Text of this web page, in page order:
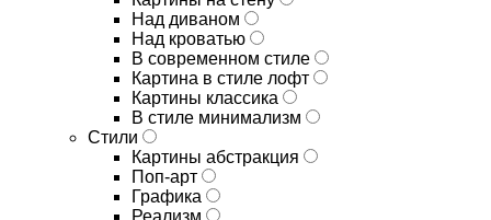
Над диваном
Над кроватью
В современном стиле
Картина в стиле лофт
Картины классика
В стиле минимализм
Стили
Картины абстракция
Поп-арт
Графика
Реализм